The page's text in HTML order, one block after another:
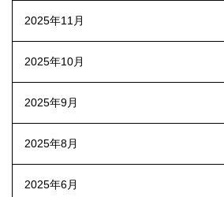
2025年11月
2025年10月
2025年9月
2025年8月
2025年6月